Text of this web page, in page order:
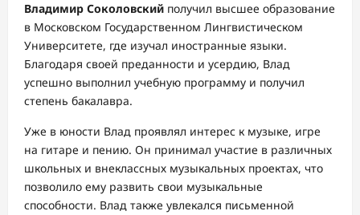
Владимир Соколовский получил высшее образование
в Московском Государственном Лингвистическом
Университете, где изучал иностранные языки.
Благодаря своей преданности и усердию, Влад
успешно выполнил учебную программу и получил
степень бакалавра.
Уже в юности Влад проявлял интерес к музыке, игре
на гитаре и пению. Он принимал участие в различных
школьных и внеклассных музыкальных проектах, что
позволило ему развить свои музыкальные
способности. Влад также увлекался письменной